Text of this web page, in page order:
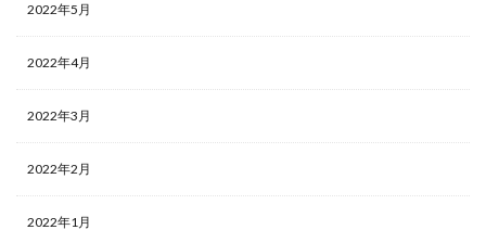
2022年5月
2022年4月
2022年3月
2022年2月
2022年1月